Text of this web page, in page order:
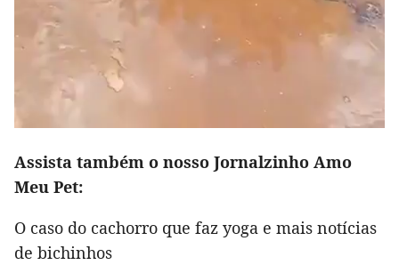
Assista também o nosso Jornalzinho Amo
Meu Pet:
O caso do cachorro que faz yoga e mais notícias
de bichinhos